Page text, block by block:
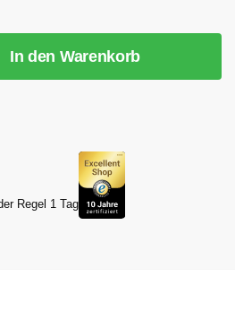
In den Warenkorb
Regel 1 Tag